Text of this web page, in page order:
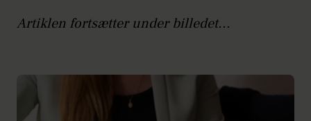
Artiklen fortsætter under billedet...